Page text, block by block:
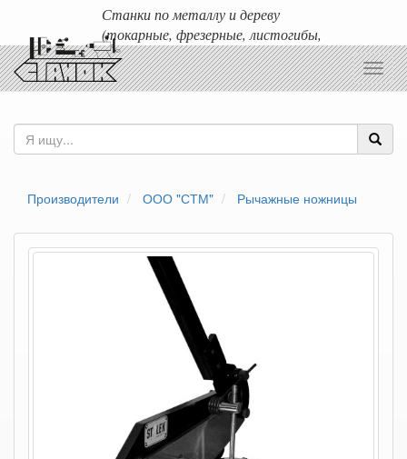
Станки по металлу и дереву
(токарные, фрезерные, листогибы,
гильотины и т.д.)
Доставка любых станков по России и ближнему зарубежью.
Производители ООО "СТМ" Рычажные ножницы